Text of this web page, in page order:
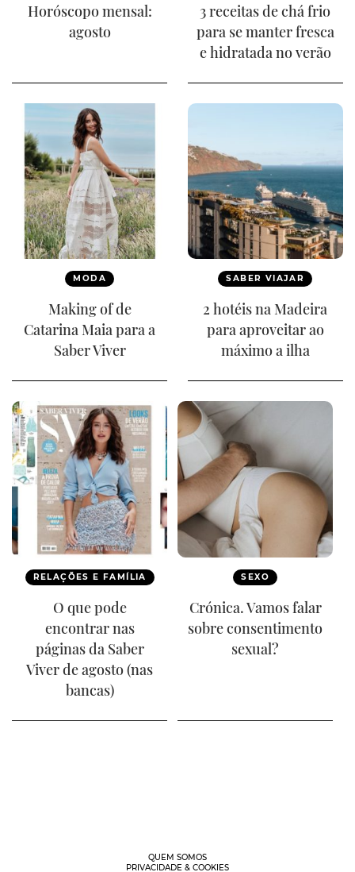
Horóscopo mensal:
agosto
3 receitas de chá frio
para se manter fresca
e hidratada no verão
MODA
Making of de
Catarina Maia para a
Saber Viver
SABER VIAJAR
2 hotéis na Madeira
para aproveitar ao
máximo a ilha
RELAÇÕES E FAMÍLIA
O que pode
encontrar nas
páginas da Saber
Viver de agosto (nas
bancas)
SEXO
Crónica. Vamos falar
sobre consentimento
sexual?
QUEM SOMOS
PRIVACIDADE & COOKIES